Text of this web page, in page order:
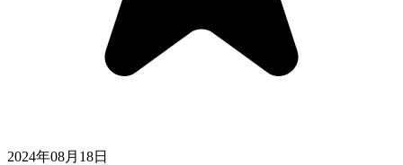
2024年08月18日